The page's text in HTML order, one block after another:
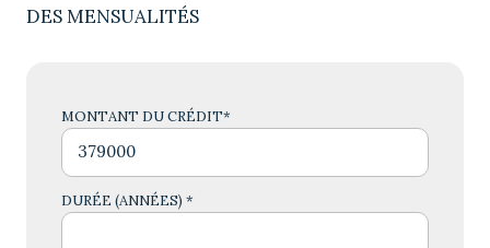
DES MENSUALITÉS
MONTANT DU CRÉDIT*
DURÉE (ANNÉES) *